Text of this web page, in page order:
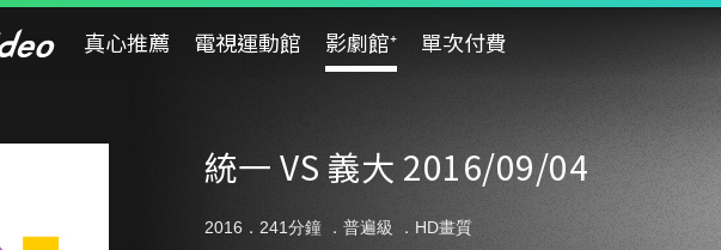
真心推薦 電視運動館 影劇館⁺ 單次付費
統一 VS 義大 2016/09/04
2016．241分鐘 ． 普遍級 ．HD畫質